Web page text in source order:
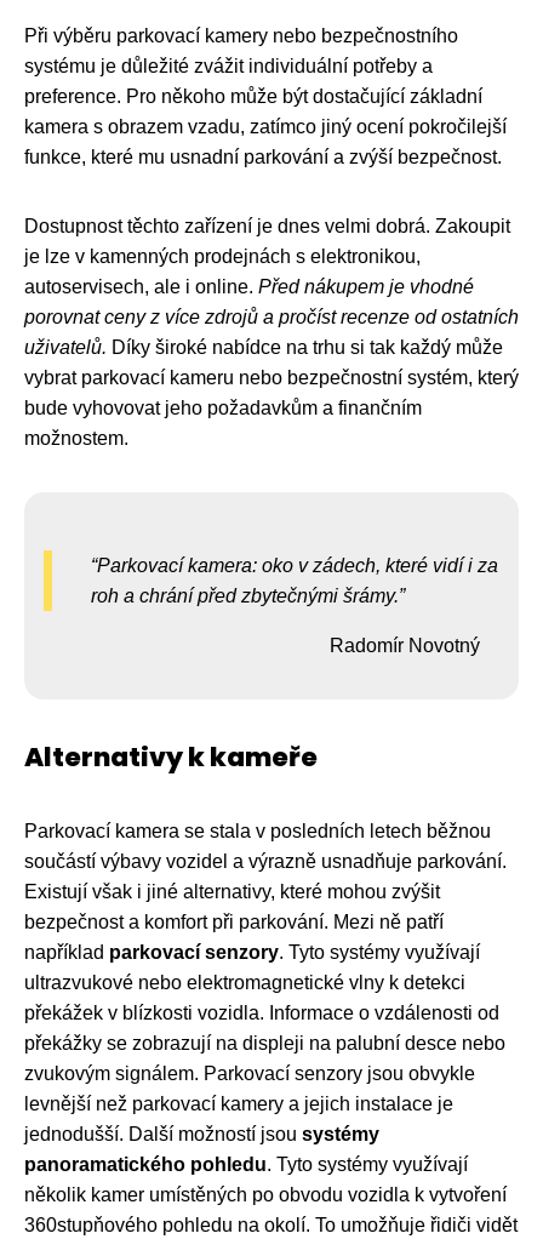
Při výběru parkovací kamery nebo bezpečnostního
systému je důležité zvážit individuální potřeby a
preference. Pro někoho může být dostačující základní
kamera s obrazem vzadu, zatímco jiný ocení pokročilejší
funkce, které mu usnadní parkování a zvýší bezpečnost.
Dostupnost těchto zařízení je dnes velmi dobrá. Zakoupit
je lze v kamenných prodejnách s elektronikou,
autoservisech, ale i online. Před nákupem je vhodné
porovnat ceny z více zdrojů a pročíst recenze od ostatních
uživatelů. Díky široké nabídce na trhu si tak každý může
vybrat parkovací kameru nebo bezpečnostní systém, který
bude vyhovovat jeho požadavkům a finančním
možnostem.
Parkovací kamera: oko v zádech, které vidí i za
roh a chrání před zbytečnými šrámy.
Radomír Novotný
Alternativy k kameře
Parkovací kamera se stala v posledních letech běžnou
součástí výbavy vozidel a výrazně usnadňuje parkování.
Existují však i jiné alternativy, které mohou zvýšit
bezpečnost a komfort při parkování. Mezi ně patří
například parkovací senzory. Tyto systémy využívají
ultrazvukové nebo elektromagnetické vlny k detekci
překážek v blízkosti vozidla. Informace o vzdálenosti od
překážky se zobrazují na displeji na palubní desce nebo
zvukovým signálem. Parkovací senzory jsou obvykle
levnější než parkovací kamery a jejich instalace je
jednodušší. Další možností jsou systémy
panoramatického pohledu. Tyto systémy využívají
několik kamer umístěných po obvodu vozidla k vytvoření
360stupňového pohledu na okolí. To umožňuje řidiči vidět